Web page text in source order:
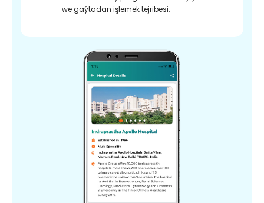
we gaýtadan işlemek tejribesi.